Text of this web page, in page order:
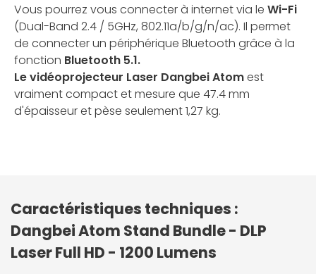
Vous pourrez vous connecter à internet via le Wi-Fi
(Dual-Band 2.4 / 5GHz, 802.11a/b/g/n/ac). Il permet
de connecter un périphérique Bluetooth grâce à la
fonction Bluetooth 5.1.
Le vidéoprojecteur Laser Dangbei Atomest
vraiment compact et mesure que 47.4 mm
d'épaisseur et pèse seulement 1,27 kg.
Caractéristiques techniques :
Dangbei Atom Stand Bundle - DLP
Laser Full HD - 1200 Lumens